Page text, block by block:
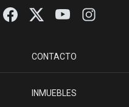
CONTACTO
INMUEBLES